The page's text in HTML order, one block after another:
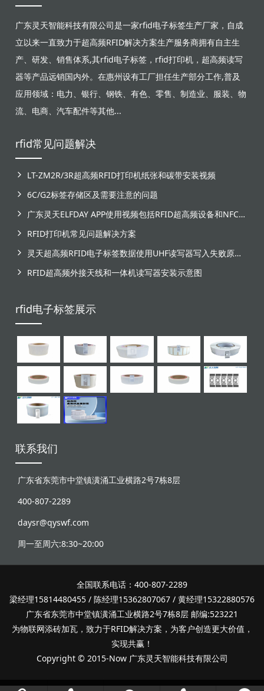
广东灵天智能科技有限公司是一家rfid电子标签生产厂家，自成
立以来一直致力于超高频RFID解决方案生产服务商拥有自主生
产、研发、销售体系,其rfid电子标签，rfid打印机，超高频读写
器等产品远销国内外。在惠州设有工厂担任生产部分工作,普及
应用领域：电力、银行、钢铁、有色、零售、制造业、服装、物
流、电商、汽车配件等其他...
rfid常见问题解决
LT-ZM2R/3R超高频RFID打印机纸张和碳带安装视频
6C/G2标签存储区及需要注意的问题
广东灵天ELFDAY APP使用视频包括RFID超高频设备和NFC芯片标签感应
RFID打印机常见问题解决方案
灵天超高频RFID电子标签数据使用UHF读写器写入失败原因分析
RFID超高频外接天线和一体机读写器安装示意图
rfid电子标签展示
联系我们
广东省东莞市中堂镇潢涌工业横路2号7栋8层
400-807-2289
daysr@qyswf.com
周一至周六:8:30~20:00
全国联系电话：400-807-2289
梁经理15814480455 / 陈经理15362807067 / 黄经理15322880576
广东省东莞市中堂镇潢涌工业横路2号7栋8层 邮编:523221
为物联网添砖加瓦，致力于RFID解决方案，为客户创造更大价值，
实现共赢！
Copyright © 2015-Now 广东灵天智能科技有限公司